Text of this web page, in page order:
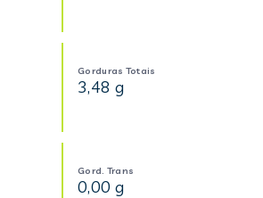
Gorduras Totais
3,48 g
Gord. Trans
0,00 g